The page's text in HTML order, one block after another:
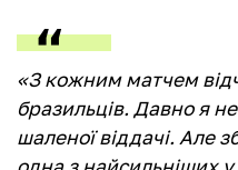
«З кожним матчем
бразильців. Давно я
шаленої віддачі. Але